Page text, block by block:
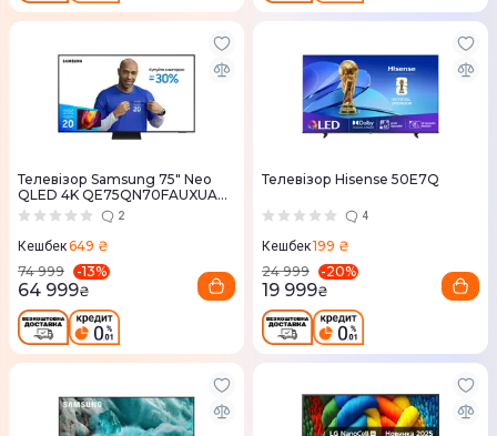
Телевізор Samsung 75" Neo
QLED 4K QE75QN70FAUXUA
MiniLED Vision AI
2
Кешбек649 ₴
74 999
-13%
64 999₴
Телевізор Hisense 50E7Q
4
Кешбек199 ₴
24 999
-20%
19 999₴